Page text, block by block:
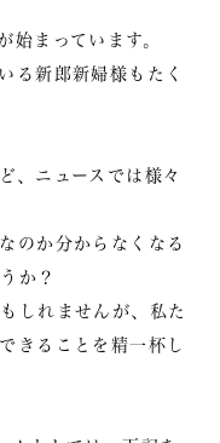
始まっています。
る新郎新婦様もたく
、ニュースでは様々
のか分からなくなる
か？
しれませんが、私た
きることを精一杯し